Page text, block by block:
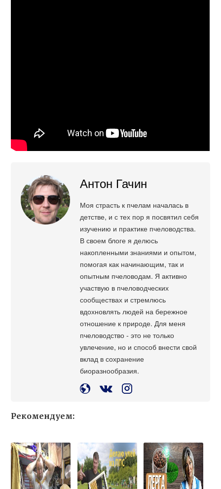
Антон Гачин
Моя страсть к пчелам началась в
детстве, и с тех пор я посвятил себя
изучению и практике пчеловодства.
В своем блоге я делюсь
накопленными знаниями и опытом,
помогая как начинающим, так и
опытным пчеловодам. Я активно
участвую в пчеловодческих
сообществах и стремлюсь
вдохновлять людей на бережное
отношение к природе. Для меня
пчеловодство - это не только
увлечение, но и способ внести свой
вклад в сохранение
биоразнообразия.
Рекомендуем: